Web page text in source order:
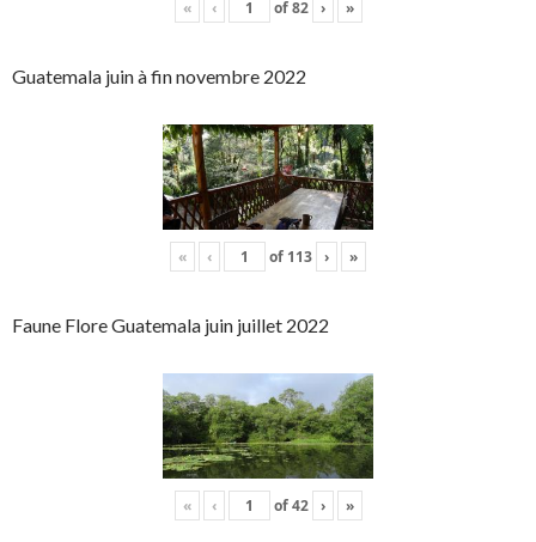
« ‹ of82 › »
Guatemala juin à fin novembre 2022
« ‹ of 113 › »
Faune Flore Guatemala juin juillet 2022
« ‹ of42 › »